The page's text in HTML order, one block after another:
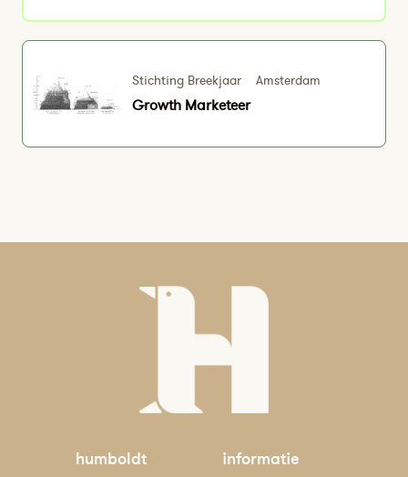
Stichting Breekjaar Amsterdam
Growth Marketeer
humboldt informatie